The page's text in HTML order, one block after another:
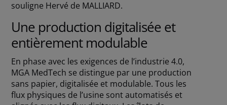
souligne Hervé de MALLIARD.
Une production digitalisée et
entièrement modulable
En phase avec les exigences de l’industrie 4.0,
MGA MedTech se distingue par une production
sans papier, digitalisée et modulable. Tous les
flux physiques de l’usine sont automatisés et